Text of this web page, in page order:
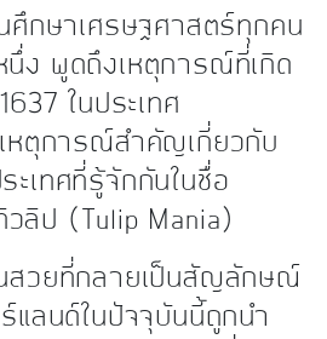
กษาเศรษฐศาสตร์ทุกคน
นึ่ง พูดถึงเหตุการณ์ที่เกิด
ในประเทศ
เหตุการณ์สำคัญเกี่ยวกับ
ะเทศที่รู้จักกันในชื่อ
ลิป (Tulip Mania)
วยที่กลายเป็นสัญลักษณ์
ร์แลนด์ในปัจจุบันนี้ถูกนำ